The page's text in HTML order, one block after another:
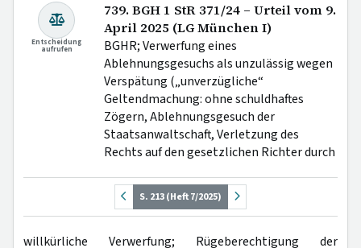
Entscheidung
aufrufen
739. BGH 1 StR 371/24 – Urteil vom 9.
April 2025 (LG München I)
BGHR; Verwerfung eines
Ablehnungsgesuchs als unzulässig wegen
Verspätung („unverzügliche“
Geltendmachung: ohne schuldhaftes
Zögern, Ablehnungsgesuch der
Staatsanwaltschaft, Verletzung des
Rechts auf den gesetzlichen Richter durch
S. 213 (Heft 7/2025)
willkürliche Verwerfung; Rügeberechtigung der